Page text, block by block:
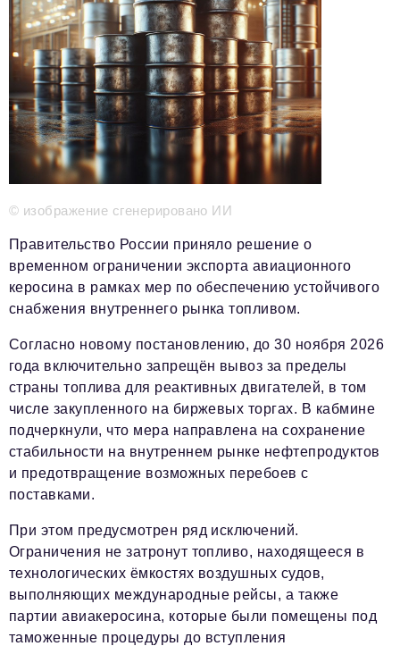
Электронные почты редакции:
Информационный отдел
info@business-magazine.online
Отдел рекламы
reklama@business-magazine.online
Отдел распространения/редакционная подписка
podpiska@business-magazine.online
Отдел по работе с партнерами
© изображение сгенерировано ИИ
Правительство России приняло решение о
временном ограничении экспорта авиационного
керосина в рамках мер по обеспечению устойчивого
снабжения внутреннего рынка топливом.
Согласно новому постановлению, до 30 ноября 2026
года включительно запрещён вывоз за пределы
страны топлива для реактивных двигателей, в том
числе закупленного на биржевых торгах. В кабмине
подчеркнули, что мера направлена на сохранение
стабильности на внутреннем рынке нефтепродуктов
и предотвращение возможных перебоев с
поставками.
При этом предусмотрен ряд исключений.
Ограничения не затронут топливо, находящееся в
технологических ёмкостях воздушных судов,
выполняющих международные рейсы, а также
партии авиакеросина, которые были помещены под
таможенные процедуры до вступления